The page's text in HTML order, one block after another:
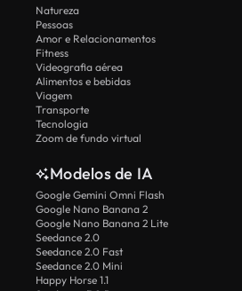
Natureza
Pessoas
Amor e Relacionamentos
Fitness
Videografia aérea
Alimentos e bebidas
Viagem
Transporte
Tecnologia
Zoom de fundo virtual
Modelos de IA
Google Gemini Omni Flash
Google Nano Banana 2
Google Nano Banana 2 Lite
Seedance 2.0
Seedance 2.0 Fast
Seedance 2.0 Mini
Happy Horse 1.1